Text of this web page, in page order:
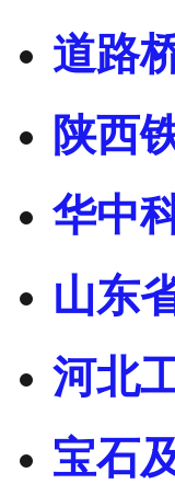
道路
陕西
华中
山东
河北
宝石